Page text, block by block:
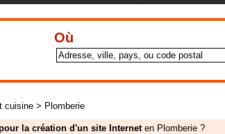
Où
cuisine > Plomberie
la création d'un site Interneten Plomberie ?